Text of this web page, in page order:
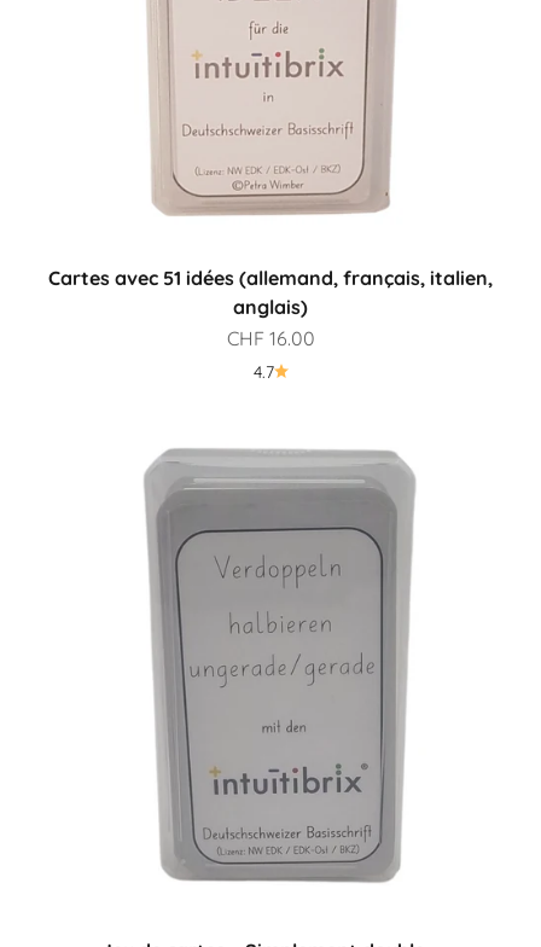
Cartes avec 51 idées (allemand, français, italien,
anglais)
Prix de vente
CHF 16.00
4.7